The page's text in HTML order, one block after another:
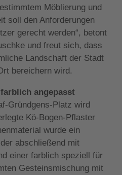
Möblierung und
soll den Anforderungen
gerecht werden“, betont
und freut sich, dass
Landschaft der Stadt
bereichern wird.
angepasst
Gründgens-Platz wird
Kö-Bogen-Pflaster
wurde ein
abschließend mit
einer farblich speziell für
Gesteinsmischung mit